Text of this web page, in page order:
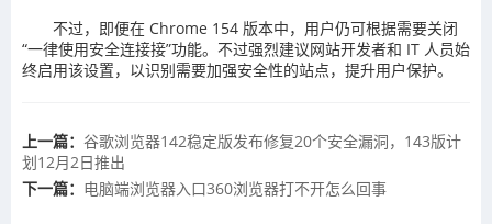
不过，即便在 Chrome 154 版本中，用户仍可根据需要关闭
“一律使用安全连接接”功能。不过强烈建议网站开发者和 IT 人员始
终启用该设置，以识别需要加强安全性的站点，提升用户保护。
上一篇： 谷歌浏览器142稳定版发布修复20个安全漏洞，143版计
划12月2日推出
下一篇： 电脑端浏览器入口360浏览器打不开怎么回事